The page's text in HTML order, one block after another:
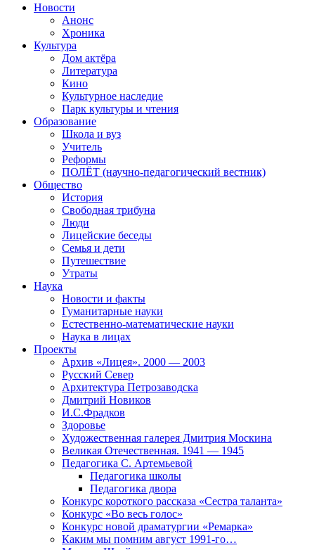
Новости
Анонс
Хроника
Культура
Дом актёра
Литература
Кино
Культурное наследие
Парк культуры и чтения
Образование
Школа и вуз
Учитель
Реформы
ПОЛЁТ (научно-педагогический вестник)
Общество
История
Свободная трибуна
Люди
Лицейские беседы
Семья и дети
Путешествие
Утраты
Наука
Новости и факты
Гуманитарные науки
Естественно-математические науки
Наука в лицах
Проекты
Архив «Лицея». 2000 — 2003
Русский Север
Архитектура Петрозаводска
Дмитрий Новиков
И.С.Фрадков
Здоровье
Художественная галерея Дмитрия Москина
Великая Отечественная. 1941 — 1945
Педагогика С. Артемьевой
Педагогика школы
Педагогика двора
Конкурс короткого рассказа «Сестра таланта»
Конкурс «Во весь голос»
Конкурс новой драматургии «Ремарка»
Каким мы помним август 1991-го…